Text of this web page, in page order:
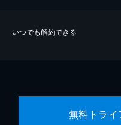
いつでも解約できる
無料トライ